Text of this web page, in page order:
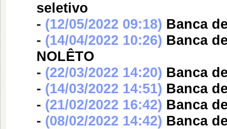
seletivo
- (12/05/2022 09:18) Banca
- (14/04/2022 10:26) Banca
NOLÊTO
- (22/03/2022 14:20) Banca
- (14/03/2022 14:51) Banca
- (21/02/2022 16:42) Banca
- (08/02/2022 14:42) Banca